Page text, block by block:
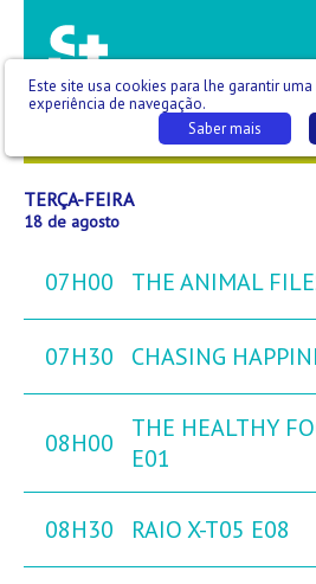
17 TER 18
TERÇA-FEIRA
18 de agosto
07H00 THE ANIMAL
07H30 CHASING
08H00
THE HEALTHY
E01
08H30 RAIO X-T05 E08
Este site usa cookies para lhe garantir
experiência de navegação.
Saber mais